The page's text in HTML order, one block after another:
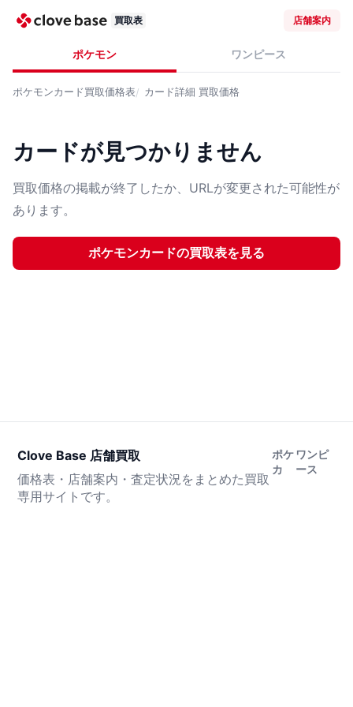
買取表 店舗案内
ポケモン ワンピース
ポケモンカード買取価格表 カード詳細 買取価格
カードが見つかりません
買取価格の掲載が終了したか、URLが変更された可能性が
あります。
ポケモンカードの買取表を見る
Clove Base 店舗買取
価格表・店舗案内・査定状況をまとめた買取
専用サイトです。
ポケ
カ
ワンピ
ース